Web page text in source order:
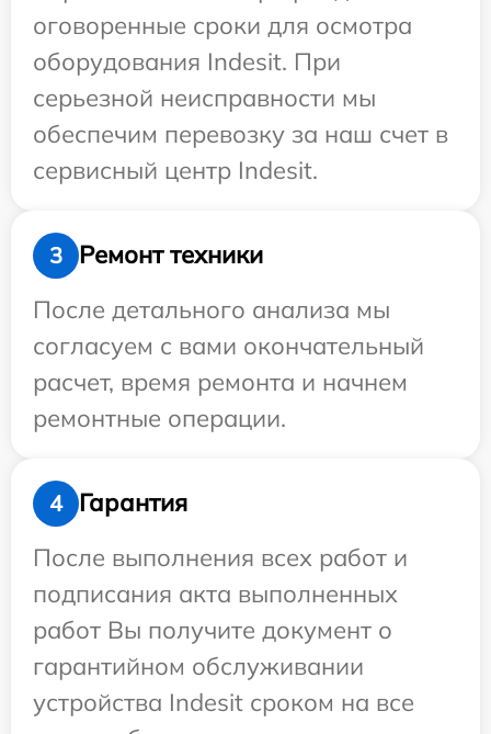
оговоренные сроки для осмотра
оборудования Indesit. При
серьезной неисправности мы
обеспечим перевозку за наш счет в
сервисный центр Indesit.
3
Ремонт техники
После детального анализа мы
согласуем с вами окончательный
расчет, время ремонта и начнем
ремонтные операции.
4
Гарантия
После выполнения всех работ и
подписания акта выполненных
работ Вы получите документ о
гарантийном обслуживании
устройства Indesit сроком на все